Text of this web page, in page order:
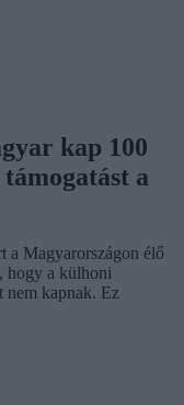
kap 100
a
a Magyarországon élő
hogy a külhoni
nem kapnak. Ez